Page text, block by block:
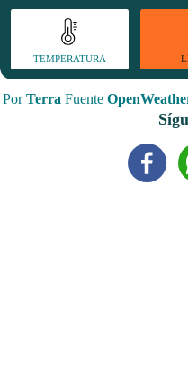
TEMPERATURA
PorTerra Fuente